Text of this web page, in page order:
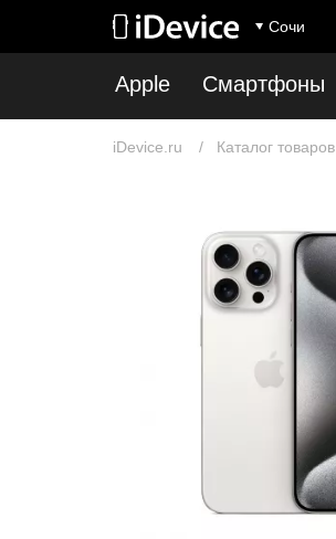
Сочи
Apple Смартфоны
iDevice.ru Каталог товаров